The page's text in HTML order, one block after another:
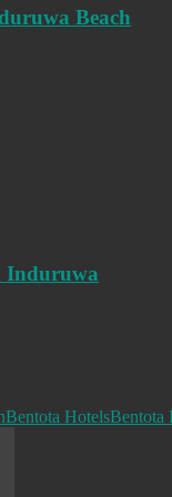
Beach
Induruwa
Bentota HotelsBentota